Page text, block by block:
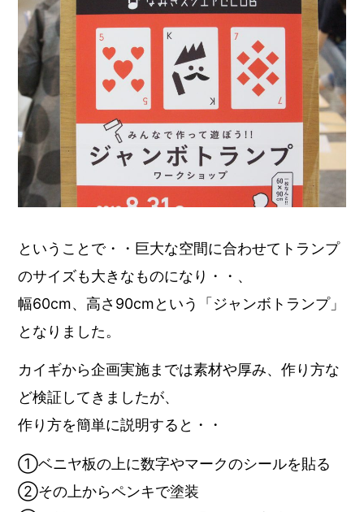
ということで・・巨大な空間に合わせてトランプ
のサイズも大きなものになり・・、
幅60cm、高さ90cmという「ジャンボトランプ」
となりました。
カイギから企画実施までは素材や厚み、作り方な
ど検証してきましたが、
作り方を簡単に説明すると・・
①ベニヤ板の上に数字やマークのシールを貼る
②その上からペンキで塗装